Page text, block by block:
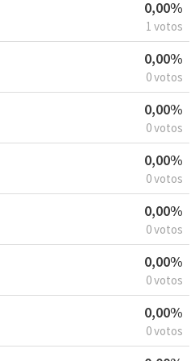
0,00%
1 votos
0,00%
0 votos
0,00%
0 votos
0,00%
0 votos
0,00%
0 votos
0,00%
0 votos
0,00%
0 votos